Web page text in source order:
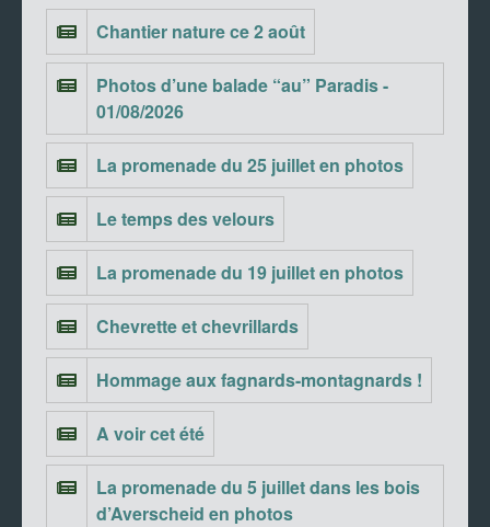
Chantier nature ce 2 août
Photos d’une balade “au” Paradis -
01/08/2026
La promenade du 25 juillet en photos
Le temps des velours
La promenade du 19 juillet en photos
Chevrette et chevrillards
Hommage aux fagnards-montagnards !
A voir cet été
La promenade du 5 juillet dans les bois
d’Averscheid en photos